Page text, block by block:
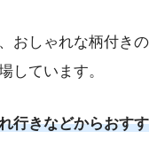
おしゃれな柄付き
しています。
行きなどからおす